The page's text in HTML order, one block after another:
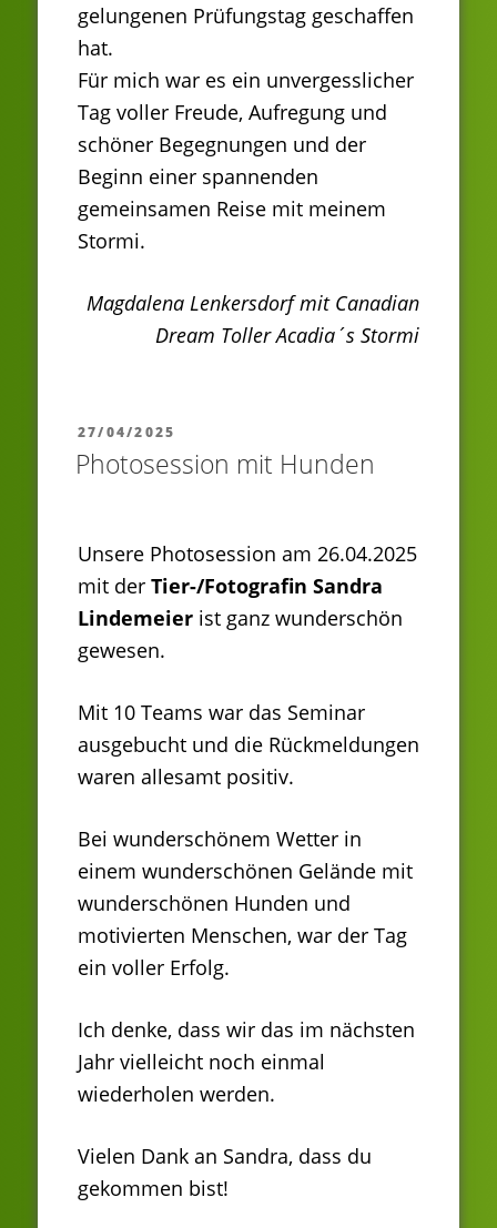
gelungenen Prüfungstag geschaffen
hat.
Für mich war es ein unvergesslicher
Tag voller Freude, Aufregung und
schöner Begegnungen und der
Beginn einer spannenden
gemeinsamen Reise mit meinem
Stormi.
Magdalena Lenkersdorf mit Canadian
Dream Toller Acadia´s Stormi
VERÖFFENTLICHT
AM
27/04/2025
Photosession mit Hunden
Unsere Photosession am 26.04.2025
mit der Tier-/Fotografin Sandra
Lindemeier ist ganz wunderschön
gewesen.
Mit 10 Teams war das Seminar
ausgebucht und die Rückmeldungen
waren allesamt positiv.
Bei wunderschönem Wetter in
einem wunderschönen Gelände mit
wunderschönen Hunden und
motivierten Menschen, war der Tag
ein voller Erfolg.
Ich denke, dass wir das im nächsten
Jahr vielleicht noch einmal
wiederholen werden.
Vielen Dank an Sandra, dass du
gekommen bist!